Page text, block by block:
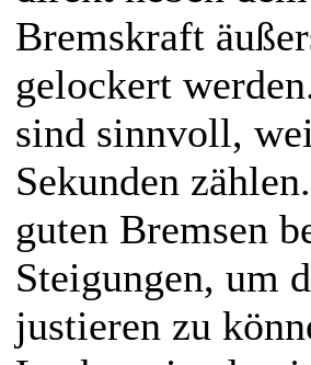
Bremskraft
gelockert
sind sinnvoll,
Sekunden
guten Bremsen
Steigungen, um
justieren zu